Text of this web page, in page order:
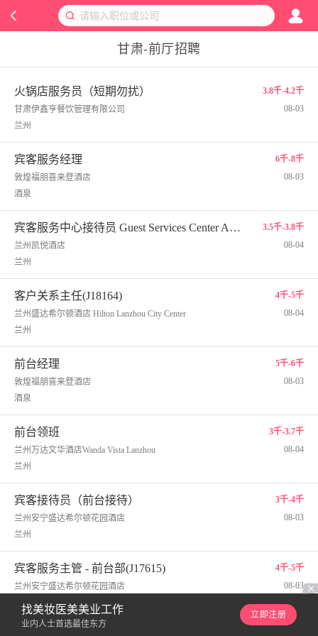
甘肃-前厅招聘
火锅店服务员（短期勿扰）
3.8千-4.2千
甘肃伊鑫亨餐饮管理有限公司
08-03
兰州
宾客服务经理
6千-8千
敦煌福朋喜来登酒店
08-03
酒泉
宾客服务中心接待员 Guest Services Center Agent
3.5千-3.8千
兰州凯悦酒店
08-04
兰州
客户关系主任(J18164)
4千-5千
兰州盛达希尔顿酒店 Hilton Lanzhou City Center
08-04
兰州
前台经理
5千-6千
敦煌福朋喜来登酒店
08-03
酒泉
前台领班
3千-3.7千
兰州万达文华酒店Wanda Vista Lanzhou
08-04
兰州
宾客接待员（前台接待）
3千-4千
兰州安宁盛达希尔顿花园酒店
08-03
兰州
宾客服务主管 - 前台部(J17615)
4千-5千
兰州安宁盛达希尔顿花园酒店
08-03
兰州
找美妆医美美业工作
业内人士首选最佳东方
立即注册